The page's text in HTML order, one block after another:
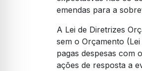
emendas para a
A Lei de Diretrizes
sem o Orçamento
pagas despesas com
ações de resposta a